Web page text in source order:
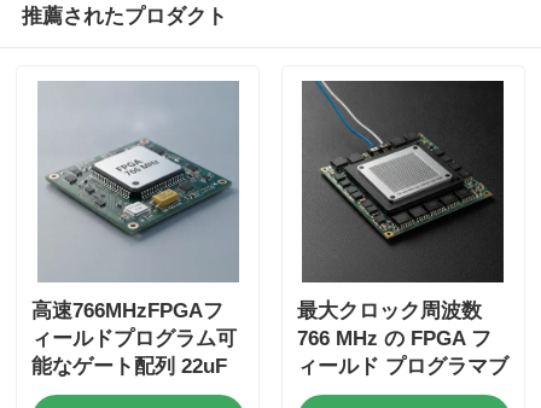
推薦されたプロダクト
高速766MHzFPGAフ
ィールドプログラム可
能なゲート配列 22uF
タンタル凝縮体と6マ
最大クロック周波数
766 MHz の FPGA フ
ィールド プログラマブ
ル ゲート アレイ、229